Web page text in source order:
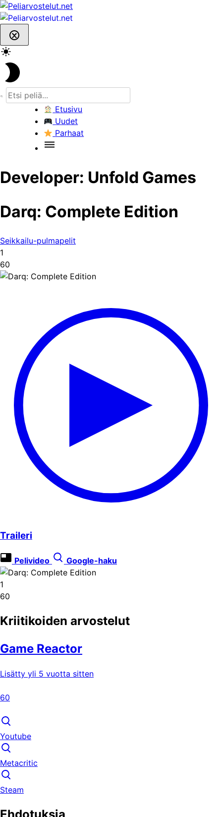
Skip
to
content
Etusivu
Uudet
Parhaat
Developer: Unfold Games
Darq: Complete Edition
Seikkailu-pulmapelit
1
60
Traileri
Pelivideo Google-haku
1
60
Kriitikoiden arvostelut
Game Reactor
Lisätty yli 5 vuotta sitten
60
Youtube
Metacritic
Steam